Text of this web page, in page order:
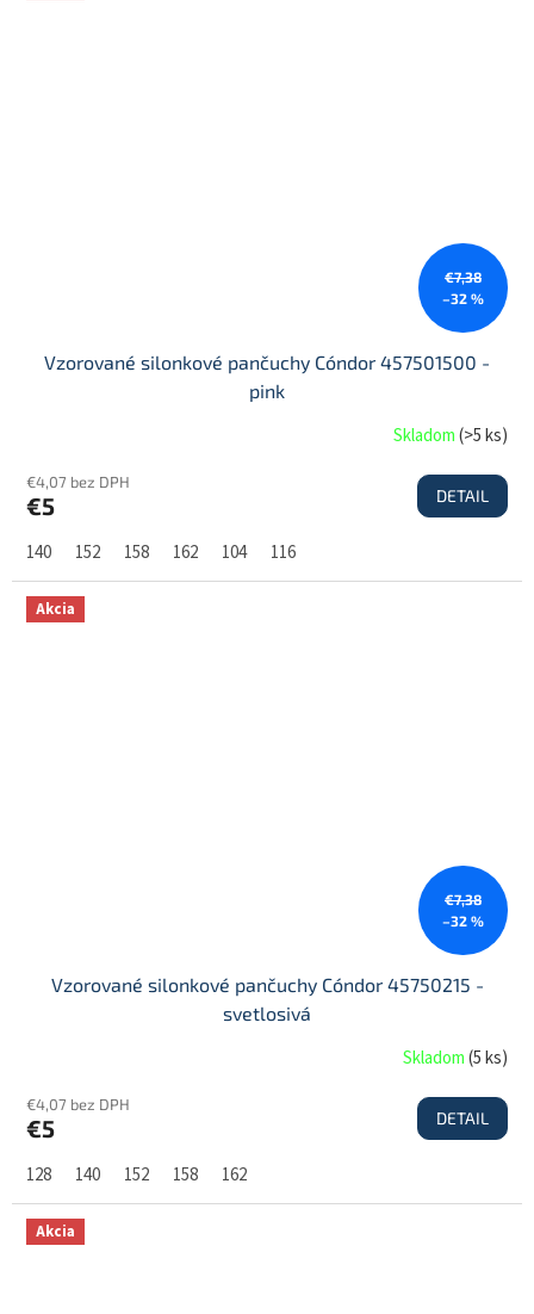
€7,38
–32 %
Vzorované silonkové pančuchy Cóndor 457501500 -
pink
Skladom(>5 ks)
€4,07 bez DPH
€5 DETAIL
140 152 158 162 104 116
Akcia
€7,38
–32 %
Vzorované silonkové pančuchy Cóndor 45750215 -
svetlosivá
Skladom(5 ks)
€4,07 bez DPH
€5 DETAIL
128 140 152 158 162
Akcia